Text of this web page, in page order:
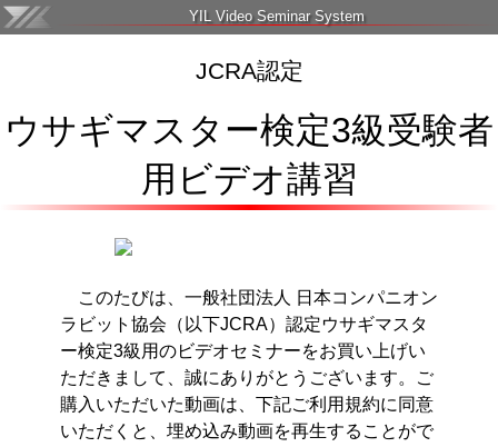
YIL Video Seminar System
JCRA認定
ウサギマスター検定3級受験者
用ビデオ講習
このたびは、一般社団法人 日本コンパニオン
ラビット協会（以下JCRA）認定ウサギマスタ
ー検定3級用のビデオセミナーをお買い上げい
ただきまして、誠にありがとうございます。ご
購入いただいた動画は、下記ご利用規約に同意
いただくと、埋め込み動画を再生することがで